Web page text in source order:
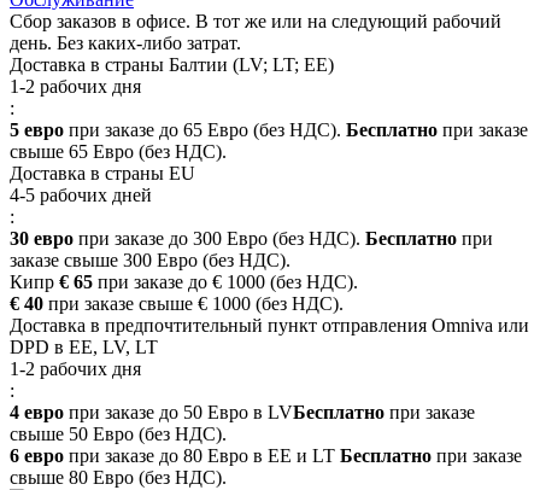
Сбор заказов в офисе. В тот же или на следующий рабочий
день. Без каких-либо затрат.
Доставка в страны Балтии (LV; LT; EE)
1-2 рабочих дня
:
5 евро при заказе до 65 Евро (без НДС). Бесплатно при заказе
свыше 65 Евро (без НДС).
Доставка в страны EU
4-5 рабочих дней
:
30 евро при заказе до 300 Евро (без НДС). Бесплатно при
заказе свыше 300 Евро (без НДС).
Кипр € 65 при заказе до € 1000 (без НДС).
€ 40 при заказе свыше € 1000 (без НДС).
Доставка в предпочтительный пункт отправления Omniva или
DPD в EE, LV, LT
1-2 рабочих дня
:
4 евро при заказе до 50 Евро в LVБесплатно при заказе
свыше 50 Евро (без НДС).
6 евро при заказе до 80 Евро в EE и LT Бесплатно при заказе
свыше 80 Евро (без НДС).